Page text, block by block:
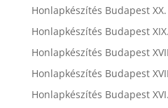
Honlapkészítés Budapest
Honlapkészítés Budapest
Honlapkészítés Budapest
Honlapkészítés Budapest
Honlapkészítés Budapest